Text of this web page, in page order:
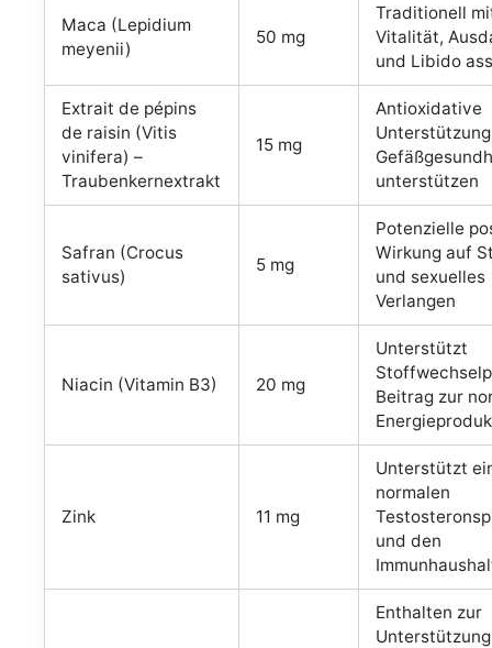
Maca (Lepidium
meyenii)
50 mg
Traditionell
Vitalität,
und Libido
Extrait de pépins
de raisin (Vitis
vinifera) –
Traubenkernextrakt
15 mg
Antioxidative
unterstützen
Safran (Crocus
sativus)
5 mg
Potenzielle
Wirkung auf
und sexuelles
Verlangen
Niacin (Vitamin B3) 20 mg
Unterstützt
Beitrag zur
Zink 11 mg
Unterstützt
normalen
und den
Enthalten zur